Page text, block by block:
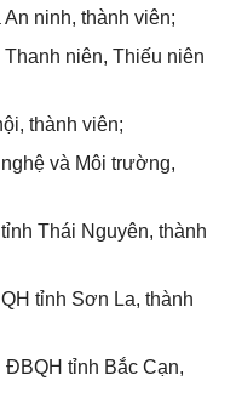
ninh, thành viên;
niên, Thiếu niên
thành viên;
và Môi trường,
Thái Nguyên, thành
tỉnh Sơn La, thành
tỉnh Bắc Cạn,